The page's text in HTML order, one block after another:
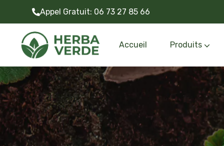
Appel Gratuit: 06 73 27 85 66
Accueil Produits